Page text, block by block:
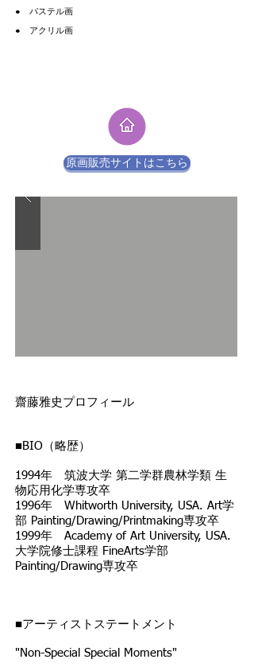
●​ パステル画
​● アクリル画
原画販売サイトはこちら
齋藤雅史プロフィール
■BIO（略歴）
1994年 筑波大学 第二学群農林学類 生
物応用化学専攻卒
1996年 Whitworth University, USA. Art学
部 Painting/Drawing/Printmaking専攻卒
1999年 Academy of Art University, USA.
大学院修士課程 FineArts学部
Painting/Drawing専攻卒
■アーティストステートメント
"Non-Special Special Moments"